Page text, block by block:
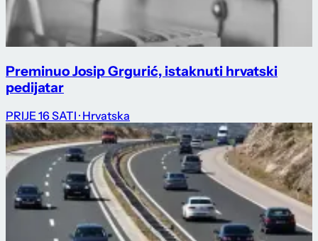
Preminuo Josip Grgurić, istaknuti hrvatski
pedijatar
PRIJE 16 SATI · Hrvatska